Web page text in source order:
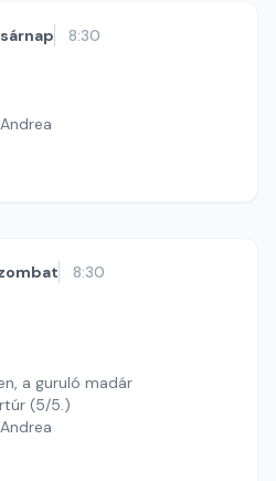
8:30
8:30
a guruló madár
(5/5.)